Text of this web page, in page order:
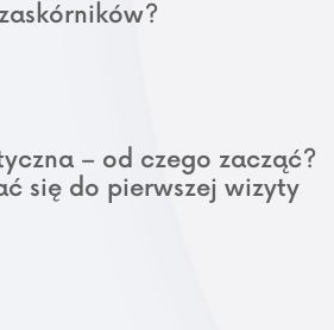
– od czego zacząć?
się do pierwszej wizyty